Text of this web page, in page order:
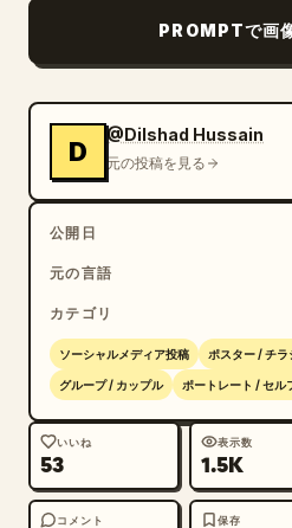
PROMPTで画
D
@Dilshad Hussain
元の投稿を見る
公開日
元の言語
カテゴリ
ソーシャルメディア投稿 ポスター / チラ
グループ / カップル ポートレート / セル
いいね
53
表示数
1.5K
コメント 保存